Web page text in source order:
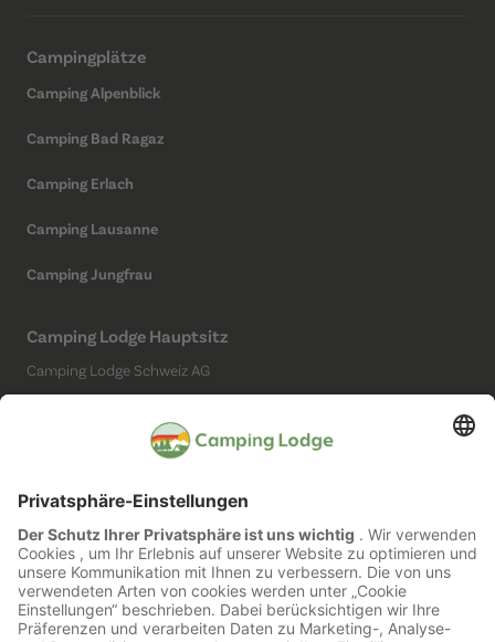
Campingplätze
Camping Alpenblick
Camping Bad Ragaz
Camping Erlach
Camping Lausanne
Camping Jungfrau
Camping Lodge Hauptsitz
Camping Lodge Schweiz AG
Social Media